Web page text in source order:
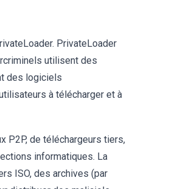
PrivateLoader
utilisent des
des logiciels
à télécharger et à
P2P, de téléchargeurs tiers,
informatiques. La
ISO, des archives (par